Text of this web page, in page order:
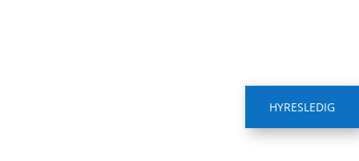
HYRESLEDIG